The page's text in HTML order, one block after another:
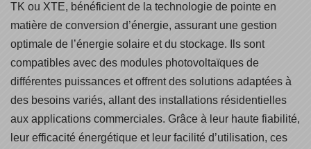
TK ou XTE, bénéficient de la technologie de pointe en
matière de conversion d’énergie, assurant une gestion
optimale de l’énergie solaire et du stockage. Ils sont
compatibles avec des modules photovoltaïques de
différentes puissances et offrent des solutions adaptées à
des besoins variés, allant des installations résidentielles
aux applications commerciales. Grâce à leur haute fiabilité,
leur efficacité énergétique et leur facilité d’utilisation, ces